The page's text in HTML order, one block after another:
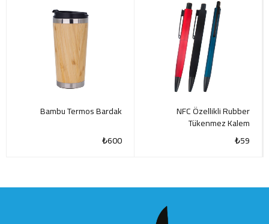
NFC Özellikli Rubber
Tükenmez Kalem
₺59
Bambu Termos Bardak
₺600